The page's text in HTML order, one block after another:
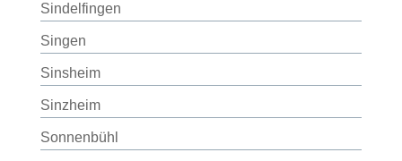
Sindelfingen
Singen
Sinsheim
Sinzheim
Sonnenbühl